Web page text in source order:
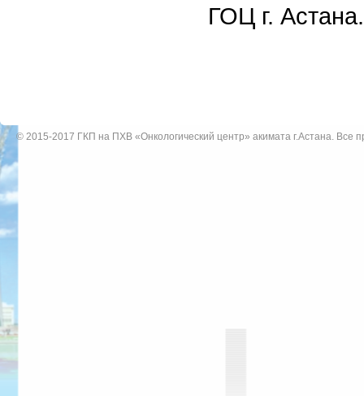
ГОЦ г. Астана.
© 2015-2017 ГКП на ПХВ «Онкологический центр» акимата г.Астана. Все